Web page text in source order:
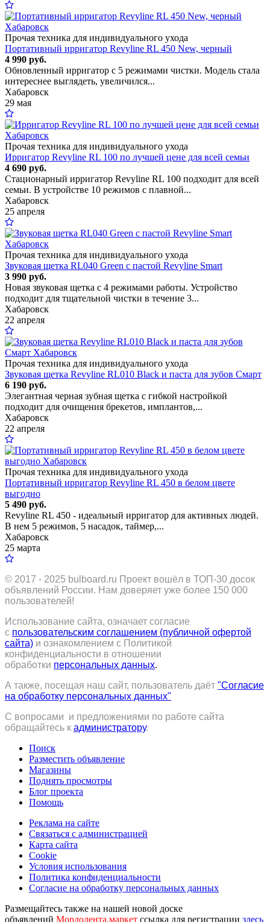
Прочая техника для индивидуального ухода
Портативный ирригатор Revyline RL 450 New, черный
4 990 руб.
Обновленный ирригатор с 5 режимами чистки. Модель стала
интереснее выглядеть, увеличился...
Хабаровск
29 мая
Прочая техника для индивидуального ухода
Ирригатор Revyline RL 100 по лучшей цене для всей семьи
4 690 руб.
Стационарный ирригатор Revyline RL 100 подходит для всей
семьи. В устройстве 10 режимов с плавной...
Хабаровск
25 апреля
Прочая техника для индивидуального ухода
Звуковая щетка RL040 Green с пастой Revyline Smart
3 990 руб.
Новая звуковая щетка с 4 режимами работы. Устройство
подходит для тщательной чистки в течение 3...
Хабаровск
22 апреля
Прочая техника для индивидуального ухода
Звуковая щетка Revyline RL010 Black и паста для зубов Смарт
6 190 руб.
Элегантная черная зубная щетка с гибкой настройкой
подходит для очищения брекетов, имплантов,...
Хабаровск
22 апреля
Прочая техника для индивидуального ухода
Портативный ирригатор Revyline RL 450 в белом цвете
выгодно
5 490 руб.
Revyline RL 450 - идеальный ирригатор для активных людей.
В нем 5 режимов, 5 насадок, таймер,...
Хабаровск
25 марта
© 2017 - 2025 bulboard.ru Проект вошёл в ТОП-30 досок
объявлений России. Нам доверяет уже более 150 000
пользователей!
Использование сайта, означает согласие
с пользовательским соглашением (публичной офертой
сайта) и ознакомлением с Политикой
конфиденциальности в отношении
обработки персональных данных.
А также, посещая наш сайт, пользователь даёт "Согласие
на обработку персональных данных"
С вопросами и предложениями по работе сайта
обращайтесь к администратору.
Поиск
Разместить объявление
Магазины
Поднять просмотры
Блог проекта
Помощь
Реклама на сайте
Связаться с администрацией
Карта сайта
Cookie
Условия использования
Политика конфиденциальности
Согласие на обработку персональных данных
Размещайтесь также на нашей новой доске
объявлений Мордолента.маркет ссылка для регистрации здесь